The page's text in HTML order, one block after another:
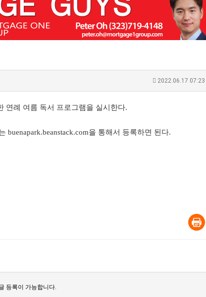
2022.06.17 07:23
연례 여름 독서 프로그램을 실시한다.
buenapark.beanstack.com을 통해서 등록하면 된다.
등록이 가능합니다.